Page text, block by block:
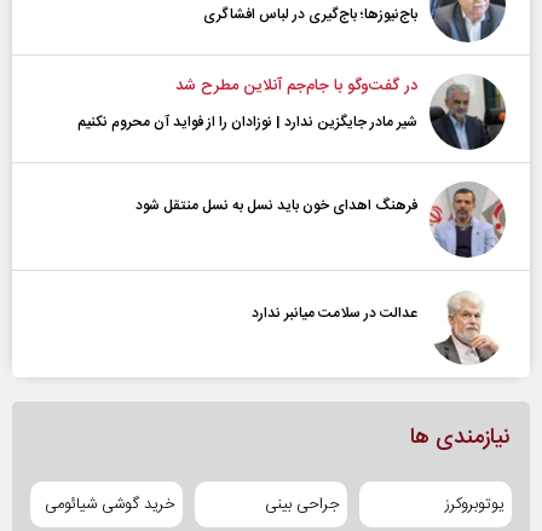
باج‌نیوزها؛ باج‌گیری در لباس افشاگری
در گفت‌و‌گو با جام‌جم آنلاین مطرح شد
شیر مادر جایگزین ندارد | نوزادان را از فواید آن محروم نکنیم
فرهنگ اهدای خون باید نسل به نسل منتقل شود
عدالت در سلامت میانبر ندارد
نیازمندی ها
یوتوبروکرز جراحی بینی خرید گوشی شیائومی